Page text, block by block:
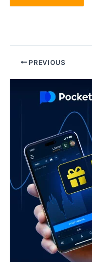
Post PREVIOUS